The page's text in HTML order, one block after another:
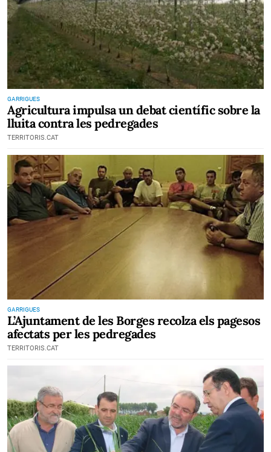
GARRIGUES
Agricultura impulsa un debat científic sobre la
lluita contra les pedregades
TERRITORIS.CAT
GARRIGUES
L’Ajuntament de les Borges recolza els pagesos
afectats per les pedregades
TERRITORIS.CAT